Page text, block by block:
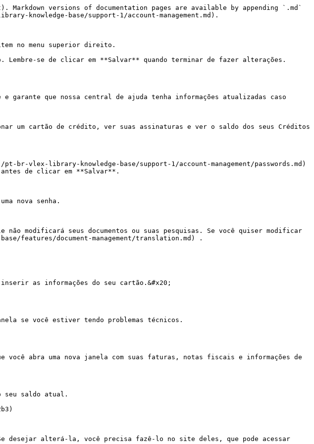
versions of documentation pages are available by appending `.md`
knowledge-base/support-1/account-management.md).
no menu superior direito.
Lembre-se de clicar em **Salvar** quando terminar de fazer alterações.
garante que nossa central de ajuda tenha informações atualizadas caso
um cartão de crédito, ver suas assinaturas e ver o saldo dos seus Créditos
vlex-library-knowledge-base/support-1/account-management/passwords.md)
antes de clicar em **Salvar**.
nova senha.
modificará seus documentos ou suas pesquisas. Se você quiser modificar
features/document-management/translation.md) .
as informações do seu cartão.&#x20;
se você estiver tendo problemas técnicos.
abra uma nova janela com suas faturas, notas fiscais e informações de
seu saldo atual.
alterá‑la, você precisa fazê‑lo no site deles, que pode acessar